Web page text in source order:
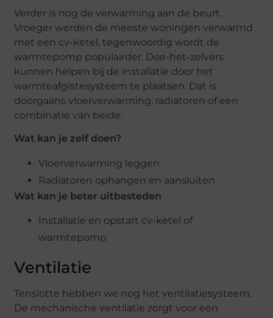
Verder is nog de verwarming aan de beurt.
Vroeger werden de meeste woningen verwarmd
met een cv-ketel, tegenwoordig wordt de
warmtepomp populairder. Doe-het-zelvers
kunnen helpen bij de installatie door het
warmteafgistesysteem te plaatsen. Dat is
doorgaans vloerverwarming, radiatoren of een
combinatie van beide.
Wat kan je zelf doen?
Vloerverwarming leggen
Radiatoren ophangen en aansluiten
Wat kan je beter uitbesteden
Installatie en opstart cv-ketel of
warmtepomp
Ventilatie
Tenslotte hebben we nog het ventilatiesysteem.
De mechanische ventilatie zorgt voor een